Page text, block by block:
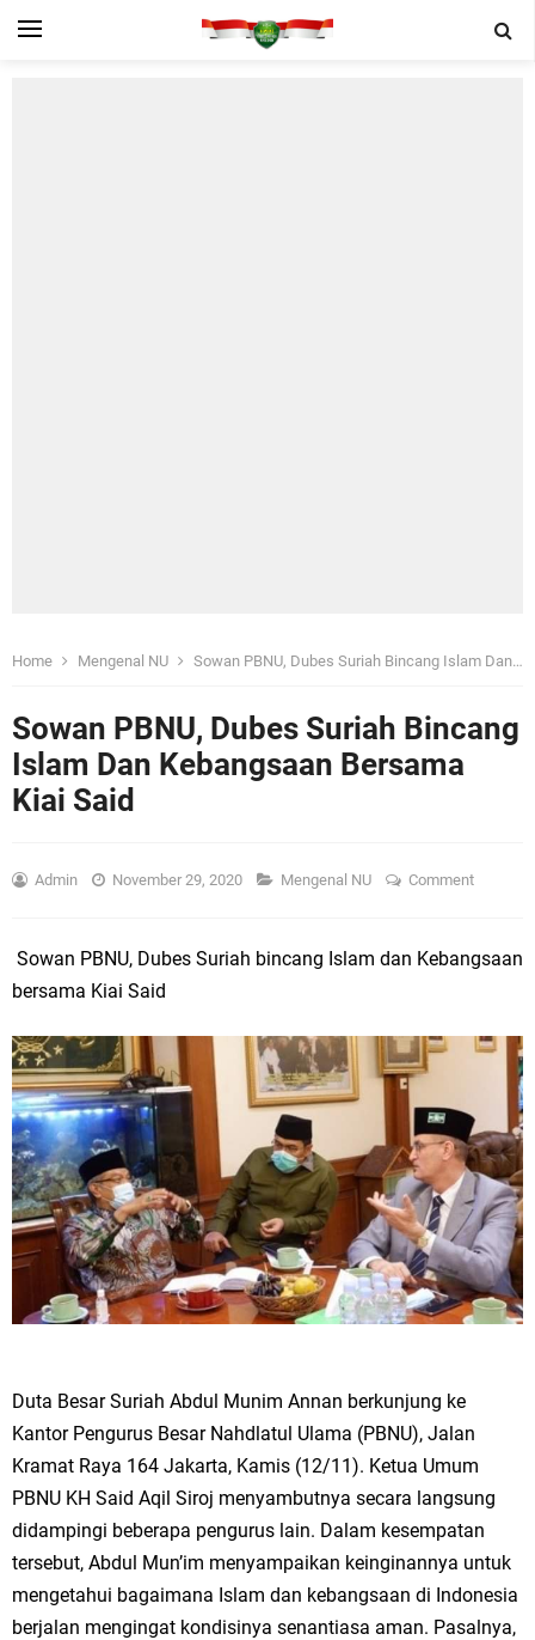
Home Mengenal NU Sowan PBNU, Dubes Suriah Bincang Islam Dan Kebangsaan Bersama Kiai Said
Sowan PBNU, Dubes Suriah Bincang
Islam Dan Kebangsaan Bersama
Kiai Said
Admin November 29, 2020 Mengenal NU Comment
Sowan PBNU, Dubes Suriah bincang Islam dan Kebangsaan
bersama Kiai Said
Duta Besar Suriah Abdul Munim Annan berkunjung ke
Kantor Pengurus Besar Nahdlatul Ulama (PBNU), Jalan
Kramat Raya 164 Jakarta, Kamis (12/11). Ketua Umum
PBNU KH Said Aqil Siroj menyambutnya secara langsung
didampingi beberapa pengurus lain. Dalam kesempatan
tersebut, Abdul Mun’im menyampaikan keinginannya untuk
mengetahui bagaimana Islam dan kebangsaan di Indonesia
berjalan mengingat kondisinya senantiasa aman. Pasalnya,